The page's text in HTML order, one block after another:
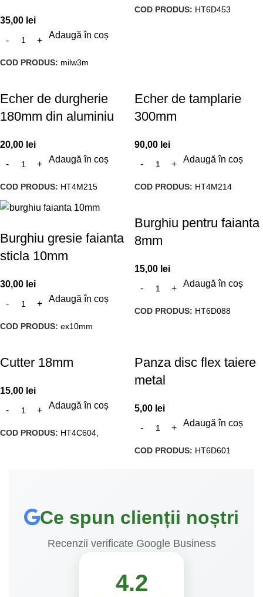
35,00 lei
Adaugă în coș
COD PRODUS: milw3m
COD PRODUS: HT6D453
Echer de durgherie
180mm din aluminiu
20,00 lei
Adaugă în coș
COD PRODUS: HT4M215
Echer de tamplarie
300mm
90,00 lei
Adaugă în coș
COD PRODUS: HT4M214
Burghiu gresie faianta
sticla 10mm
30,00 lei
Adaugă în coș
COD PRODUS: ex10mm
Burghiu pentru faianta
8mm
15,00 lei
Adaugă în coș
COD PRODUS: HT6D088
Cutter 18mm
15,00 lei
Adaugă în coș
COD PRODUS: HT4C604,
Panza disc flex taiere
metal
5,00 lei
Adaugă în coș
COD PRODUS: HT6D601
Ce spun clienții noștri
Recenzii verificate Google Business
4.2